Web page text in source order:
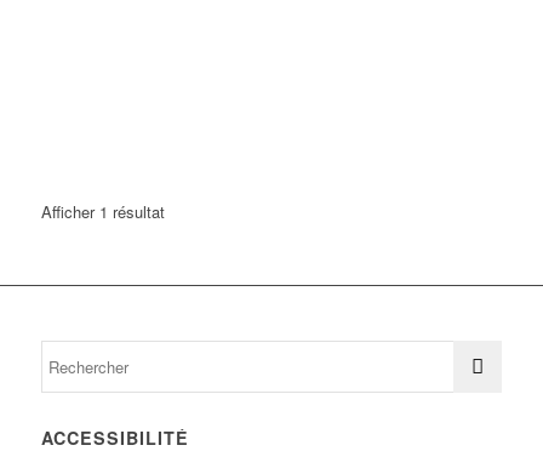
Afficher 1 résultat
ACCESSIBILITÉ